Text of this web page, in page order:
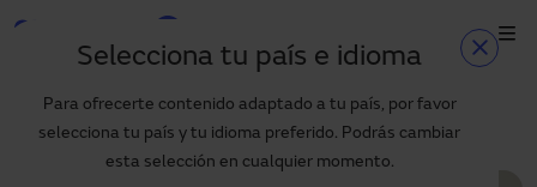
Aller au contenu principal
Selecciona tu país e idioma
Para ofrecerte contenido adaptado a tu país, por favor
selecciona tu país y tu idioma preferido. Podrás cambiar
esta selección en cualquier momento.
Accueil
Premier hôpital affilié de l'université de Zhengzhou